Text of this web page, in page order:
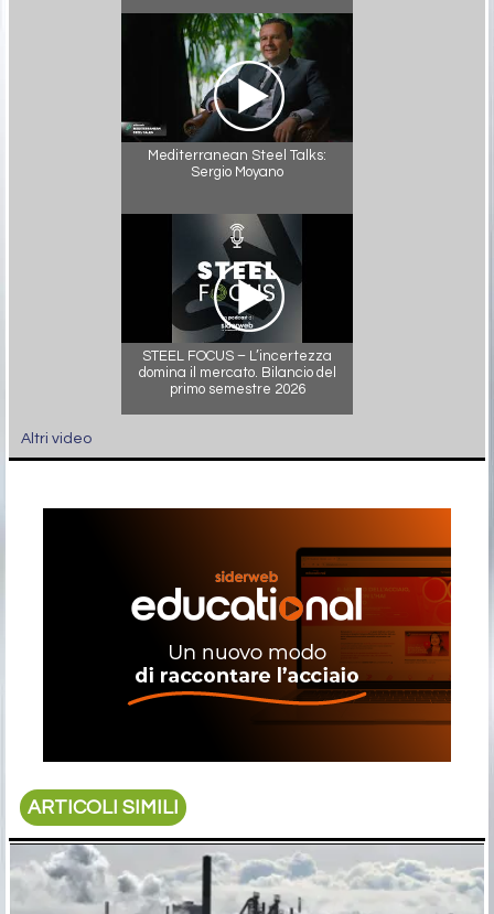
Mediterranean Steel Talks:
Sergio Moyano
STEEL FOCUS – L’incertezza
domina il mercato. Bilancio del
primo semestre 2026
Altri video
ARTICOLI SIMILI